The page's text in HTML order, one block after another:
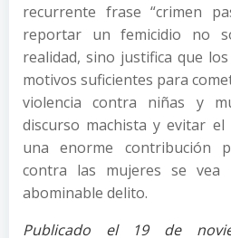
recurrente frase “crimen
reportar un femicidio no
realidad, sino justifica que
motivos suficientes para
violencia contra niñas y
discurso machista y evitar el
una enorme contribución
contra las mujeres se
abominable delito.
Publicado el 19 de